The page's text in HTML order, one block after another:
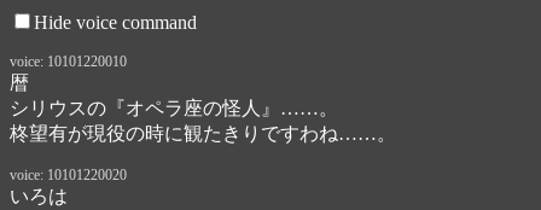
Hide voice command
voice: 10101220010
暦
シリウスの『オペラ座の怪人』……。
柊望有が現役の時に観たきりですわね……。
voice: 10101220020
いろは